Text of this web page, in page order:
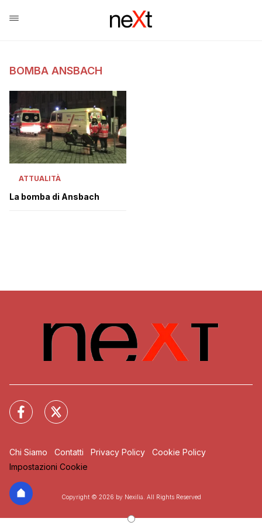
BOMBA ANSBACH
ATTUALITÀ
La bomba di Ansbach
Chi Siamo Contatti Privacy Policy
Cookie Policy
Impostazioni Cookie
Copyright © 2026 by Nexilia. All Rights Reserved